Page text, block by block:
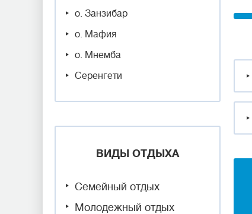
о. Занзибар
о. Мафия
о. Мнемба
Серенгети
ВИДЫ ОТДЫХА
Семейный отдых
Молодежный отдых